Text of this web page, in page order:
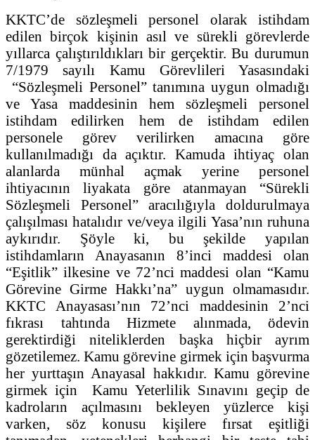
KKTC’de sözleşmeli personel olarak istihdam
edilen birçok kişinin asıl ve sürekli görevlerde
yıllarca çalıştırıldıkları bir gerçektir. Bu durumun
7/1979 sayılı Kamu Görevlileri Yasasındaki
“Sözleşmeli Personel” tanımına uygun olmadığı
ve Yasa maddesinin hem sözleşmeli personel
istihdam edilirken hem de istihdam edilen
personele görev verilirken amacına göre
kullanılmadığı da açıktır. Kamuda ihtiyaç olan
alanlarda münhal açmak yerine personel
ihtiyacının liyakata göre atanmayan “Sürekli
Sözleşmeli Personel” aracılığıyla doldurulmaya
çalışılması hatalıdır ve/veya ilgili Yasa’nın ruhuna
aykırıdır. Şöyle ki, bu şekilde yapılan
istihdamların Anayasanın 8’inci maddesi olan
“Eşitlik” ilkesine ve 72’nci maddesi olan “Kamu
Görevine Girme Hakkı’na” uygun olmamasıdır.
KKTC Anayasası’nın 72’nci maddesinin 2’nci
fıkrası tahtında Hizmete alınmada, ödevin
gerektirdiği niteliklerden başka hiçbir ayrım
gözetilemez. Kamu görevine girmek için başvurma
her yurttaşın Anayasal hakkıdır. Kamu görevine
girmek için Kamu Yeterlilik Sınavını geçip de
kadroların açılmasını bekleyen yüzlerce kişi
varken, söz konusu kişilere fırsat eşitliği